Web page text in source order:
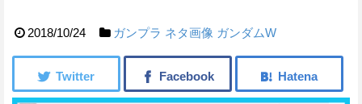
2018/10/24 ガンプラ ネタ画像 ガンダムW